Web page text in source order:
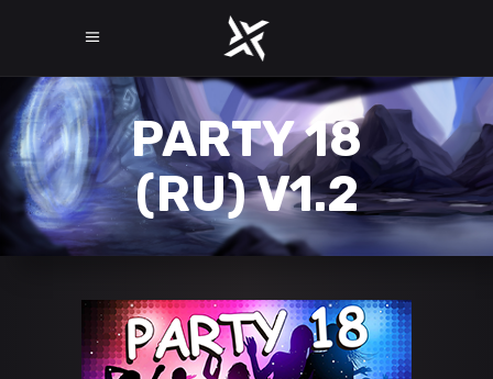
PARTY 18
(RU) V1.2